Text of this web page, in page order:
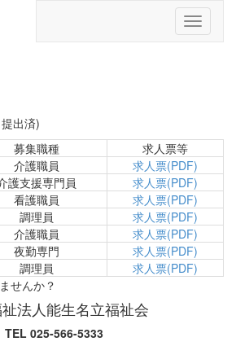
Toggle
出済)
募集職種 求人票等
介護職員
求人票(PDF)
護支援専門員
求人票(PDF)
看護職員
求人票(PDF)
調理員
求人票(PDF)
介護職員
求人票(PDF)
夜勤専門
求人票(PDF)
調理員
求人票(PDF)
法人能生名立福祉会
TEL 025-566-5333